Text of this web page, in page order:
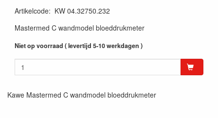
Artikelcode: KW 04.32750.232
Mastermed C wandmodel bloeddrukmeter
Niet op voorraad ( levertijd 5-10 werkdagen )
Kawe Mastermed C wandmodel bloeddrukmeter